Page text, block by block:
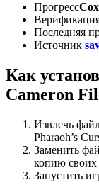
Прогресс
Последняя
Источник
Как
Cameron
Извлечь
Pharaoh’s
Заменить
копию своих
Запустить